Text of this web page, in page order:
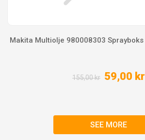
Makita Multiolje 980008303 Sprayboks
155,00 kr 59,00 kr
SEE MORE